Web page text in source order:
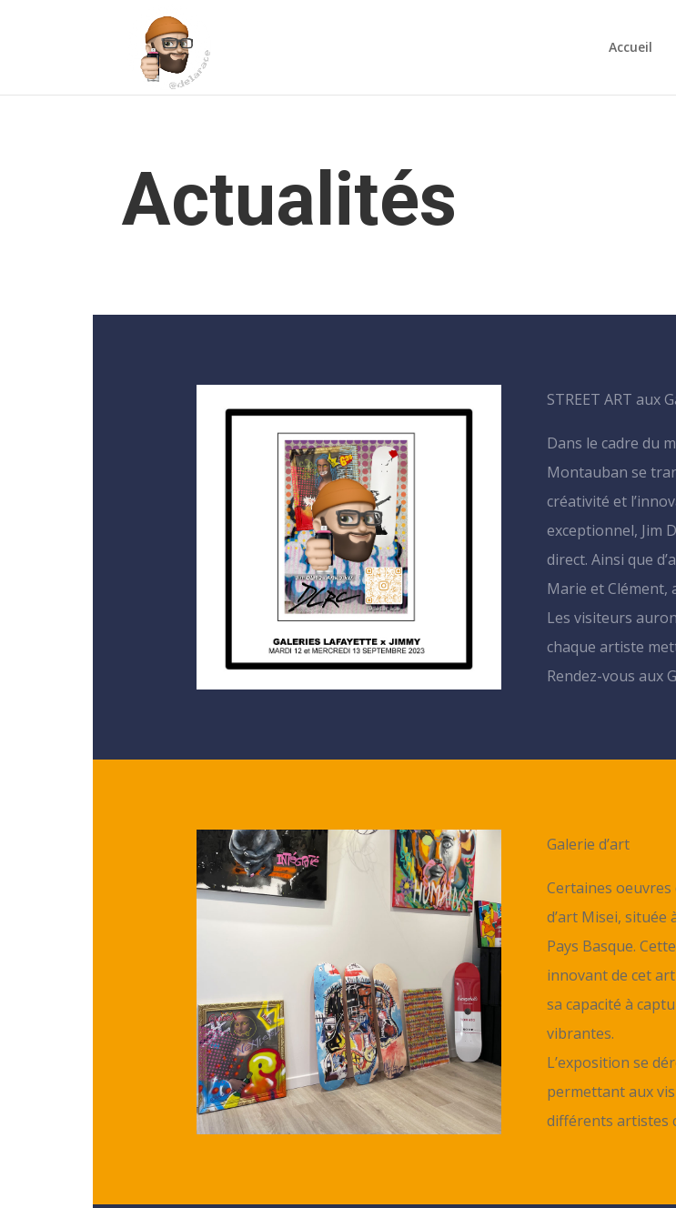
Accueil
Actualités
STREET ART aux
Dans le cadre du
Montauban se
créativité et
exceptionnel, Jim
direct. Ainsi que
Marie et Clément,
Les visiteurs
chaque artiste
Rendez-vous aux
Galerie d’art
Certaines oeuvres
d’art Misei, située
Pays Basque.
innovant de cet
sa capacité à
vibrantes.
L’exposition se
permettant aux
différents artistes